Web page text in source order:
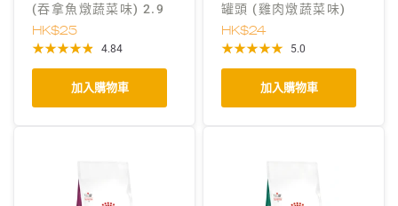
(吞拿魚燉蔬菜味) 2.9
安士
HK$25
4.84
加入購物車
罐頭 (雞肉燉蔬菜味)
2.9安士
HK$24
5.0
加入購物車